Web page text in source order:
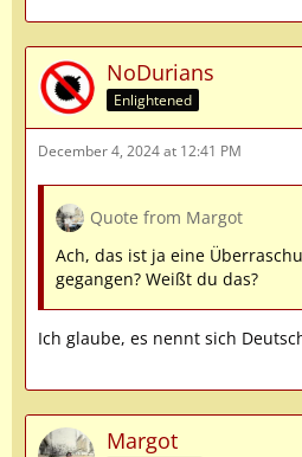
NoDurians
Enlightened
December 4, 2024 at 12:41 PM
Quote from Margot
Ach, das ist ja eine
gegangen? Weißt du das?
Ich glaube, es nennt sich
Margot